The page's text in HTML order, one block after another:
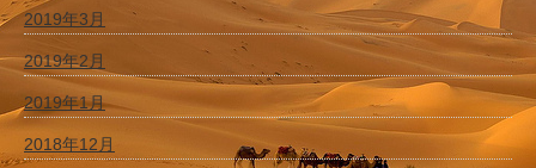
2019年3月
2019年2月
2019年1月
2018年12月